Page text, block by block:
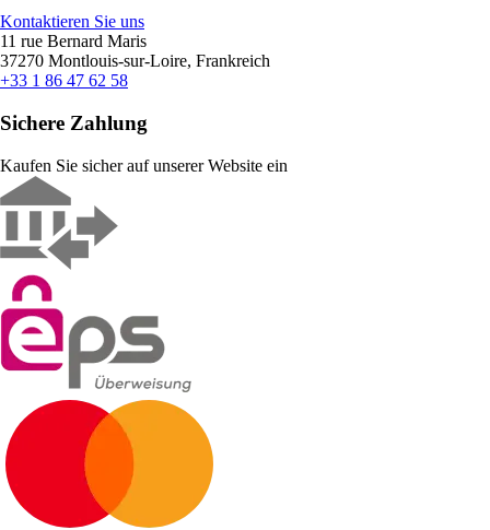
Kontaktieren Sie uns
11 rue Bernard Maris
37270 Montlouis-sur-Loire, Frankreich
+33 1 86 47 62 58
Sichere Zahlung
Kaufen Sie sicher auf unserer Website ein